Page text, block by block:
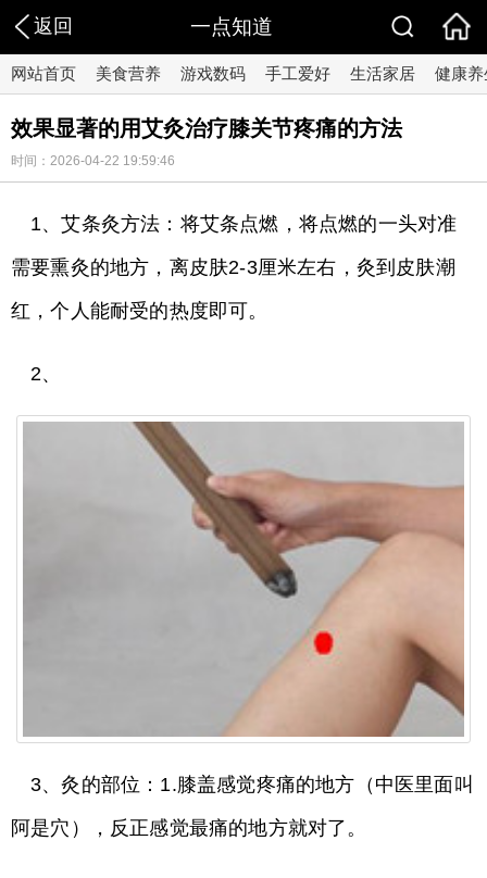
返回 一点知道
网站首页 美食营养 游戏数码 手工爱好 生活家居 健康养
效果显著的用艾灸治疗膝关节疼痛的方法
时间：2026-04-22 19:59:46
1、艾条灸方法：将艾条点燃，将点燃的一头对准
需要熏灸的地方，离皮肤2-3厘米左右，灸到皮肤潮
红，个人能耐受的热度即可。
2、
3、灸的部位：1.膝盖感觉疼痛的地方（中医里面叫
阿是穴），反正感觉最痛的地方就对了。